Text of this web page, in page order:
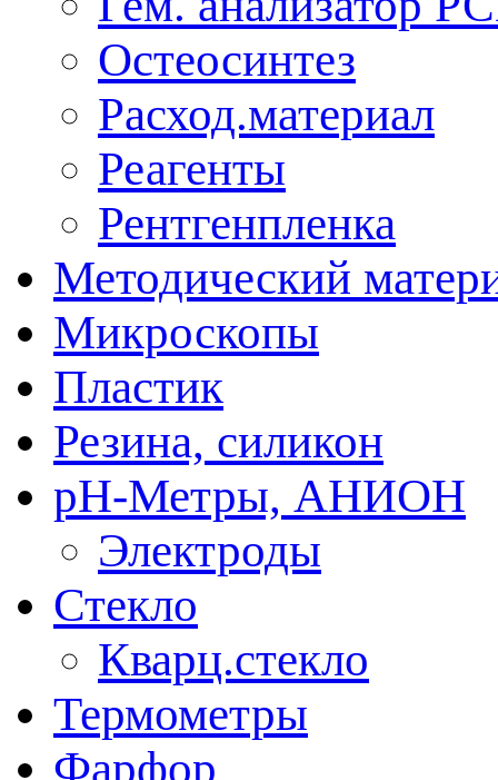
Остеосинтез
Расход.материал
Реагенты
Рентгенпленка
Методический
Микроскопы
Пластик
Резина, силикон
рН-Метры, АНИОН
Электроды
Стекло
Кварц.стекло
Термометры
Фарфор